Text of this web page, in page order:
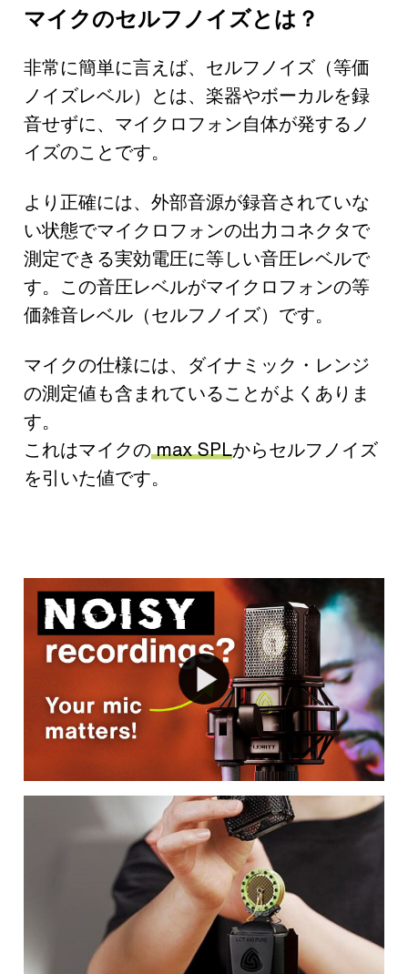
マイクのセルフノイズとは？
非常に簡単に言えば、セルフノイズ（等価
ノイズレベル）とは、楽器やボーカルを録
音せずに、マイクロフォン自体が発するノ
イズのことです。
より正確には、外部音源が録音されていな
い状態でマイクロフォンの出力コネクタで
測定できる実効電圧に等しい音圧レベルで
す。この音圧レベルがマイクロフォンの等
価雑音レベル（セルフノイズ）です。
マイクの仕様には、ダイナミック・レンジ
の測定値も含まれていることがよくありま
す。
これはマイクのmax SPLからセルフノイズ
を引いた値です。